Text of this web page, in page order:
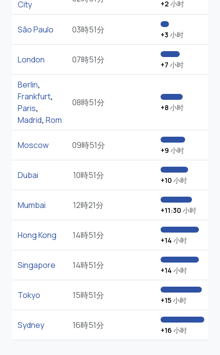
City +2 小时
São Paulo 03時51分 +3 小时
London 07時51分 +7 小时
Berlin,
Frankfurt,
Paris,
Madrid, Rom
08時51分 +8小时
Moscow 09時51分 +9 小时
Dubai 10時51分 +10 小时
Mumbai 12時21分 +11:30 小时
Hong Kong 14時51分 +14 小时
Singapore 14時51分 +14 小时
Tokyo 15時51分 +15小时
Sydney 16時51分 +16 小时